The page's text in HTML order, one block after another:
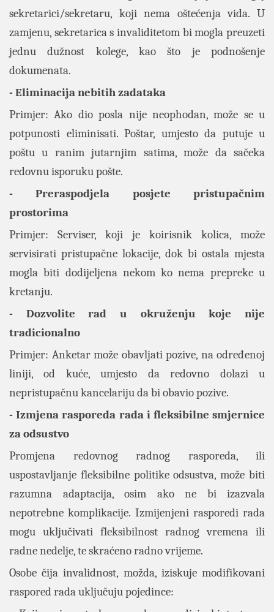
sekretarici/sekretaru, koji nema oštećenja vida. U
zamjenu, sekretarica s invaliditetom bi mogla preuzeti
jednu dužnost kolege, kao što je podnošenje
dokumenata.
- Eliminacija nebitih zadataka
Primjer: Ako dio posla nije neophodan, može se u
potpunosti eliminisati. Poštar, umjesto da putuje u
poštu u ranim jutarnjim satima, može da sačeka
redovnu isporuku pošte.
- Preraspodjela posjete pristupačnim
prostorima
Primjer: Serviser, koji je koirisnik kolica, može
servisirati pristupačne lokacije, dok bi ostala mjesta
mogla biti dodijeljena nekom ko nema prepreke u
kretanju.
- Dozvolite rad u okruženju koje nije
tradicionalno
Primjer: Anketar može obavljati pozive, na određenoj
liniji, od kuće, umjesto da redovno dolazi u
nepristupačnu kancelariju da bi obavio pozive.
- Izmjena rasporeda rada i fleksibilne smjernice
za odsustvo
Promjena redovnog radnog rasporeda, ili
uspostavljanje fleksibilne politike odsustva, može biti
razumna adaptacija, osim ako ne bi izazvala
nepotrebne komplikacije. Izmijenjeni rasporedi rada
mogu uključivati fleksibilnost radnog vremena ili
radne nedelje, te skraćeno radno vrijeme.
Osobe čija invalidnost, možda, iziskuje modifikovani
raspored rada uključuju pojedince: